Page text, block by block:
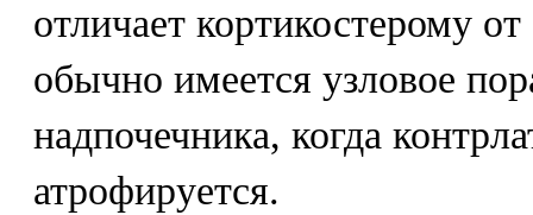
отличает кортикостерому
обычно имеется узловое
надпочечника, когда
атрофируется.